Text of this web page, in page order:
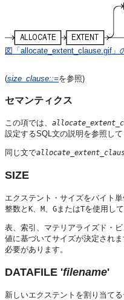
図「allocate_extent_clause.gif」
(size_clause::=を参照)
セマンティクス
この項では、
設定するSQL文の説明を参照して
同じ文で
SIZE
エクステント・サイズをバイト単
整数と K M G またはTを使用し
表、索引、マテリアライズド・
値に基づいてサイズが決定され
必要があります。
DATAFILE 'filename'
新しいエクステントを割り当て